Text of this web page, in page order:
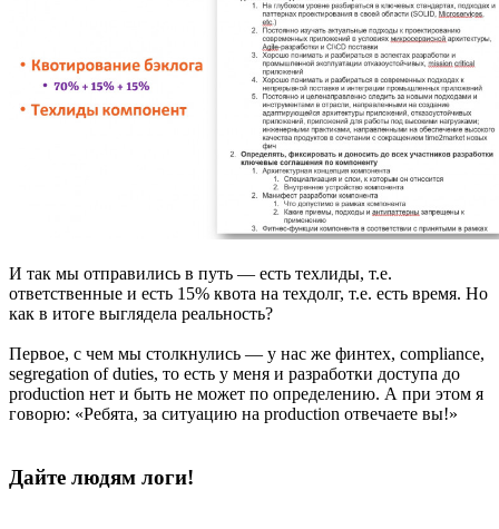
И так мы отправились в путь — есть техлиды, т.е.
ответственные и есть 15% квота на техдолг, т.е. есть время. Но
как в итоге выглядела реальность?
Первое, с чем мы столкнулись — у нас же финтех, compliance,
segregation of duties, то есть у меня и разработки доступа до
production нет и быть не может по определению. А при этом я
говорю: «Ребята, за ситуацию на production отвечаете вы!»
Дайте людям логи!